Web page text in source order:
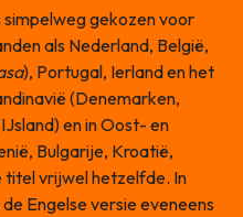
simpelweg gekozen voor
als Nederland, België,
), Portugal, Ierland en het
(Denemarken,
en in Oost- en
Bulgarije, Kroatië,
titel vrijwel hetzelfde. In
Engelse versie eveneens